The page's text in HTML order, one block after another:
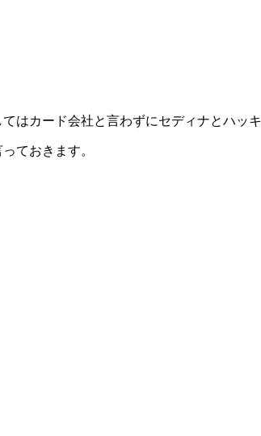
はカード会社と言わずにセディナとハッ
ておきます。